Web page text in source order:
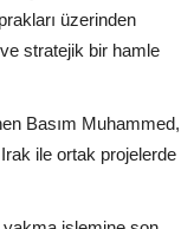
üzerinden
stratejik bir hamle
Basım Muhammed,
Irak ile ortak projelerde